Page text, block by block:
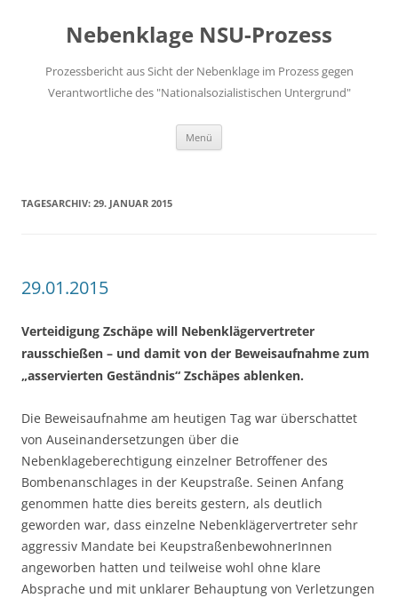
springenNebenklage NSU-Prozess
Prozessbericht aus Sicht der Nebenklage im Prozess gegen
Verantwortliche des "Nationalsozialistischen Untergrund"
Menü
TAGESARCHIV: 29. JANUAR 2015
29.01.2015
Verteidigung Zschäpe will Nebenklägervertreter
rausschießen – und damit von der Beweisaufnahme zum
„asservierten Geständnis“ Zschäpes ablenken.
Die Beweisaufnahme am heutigen Tag war überschattet
von Auseinandersetzungen über die
Nebenklageberechtigung einzelner Betroffener des
Bombenanschlages in der Keupstraße. Seinen Anfang
genommen hatte dies bereits gestern, als deutlich
geworden war, dass einzelne Nebenklägervertreter sehr
aggressiv Mandate bei KeupstraßenbewohnerInnen
angeworben hatten und teilweise wohl ohne klare
Absprache und mit unklarer Behauptung von Verletzungen